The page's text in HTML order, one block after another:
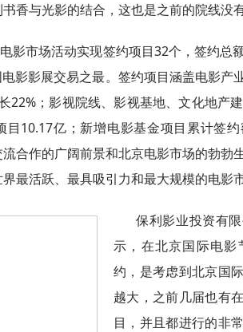
香与光影的结合，这也是之前的院线没
影市场活动实现签约项目32个，签约总
影影展交易之最。签约项目涵盖电影产
22%；影视院线、影视基地、文化地产
目10.17亿；新增电影基金项目累计签
合作的广阔前景和北京电影市场的勃勃
最活跃、最具吸引力和最大规模的电影市
保利影业投资有
示，在北京国际电
约，是考虑到北京国
越大，之前几届也有
目，并且都进行的非